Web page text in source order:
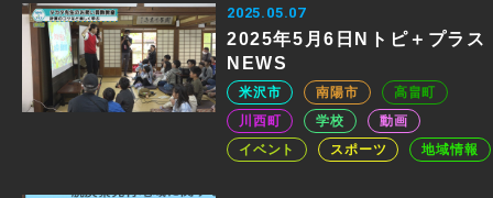
2025.05.07
2025年5月6日Nトピ＋プラス
NEWS
米沢市 南陽市
高畠町
川西町
学校
動画
イベント
スポーツ 地域情報